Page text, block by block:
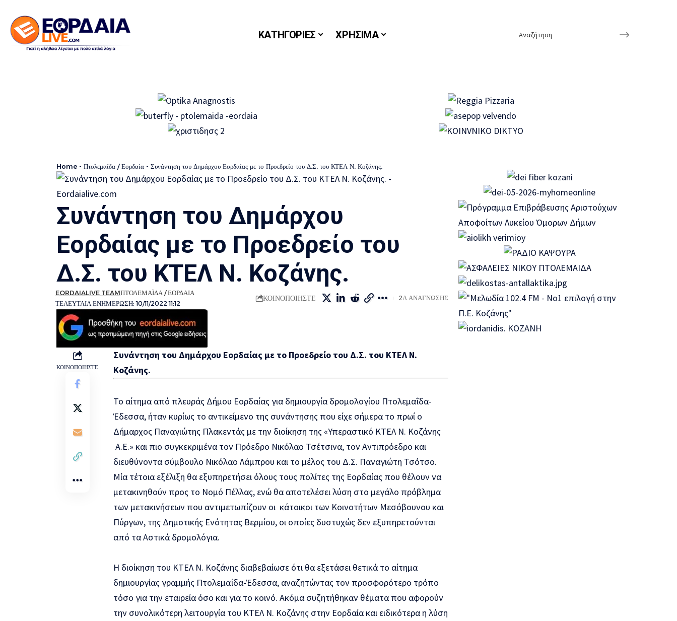
ΚΑΤΗΓΟΡΙΕΣ ΧΡΗΣΙΜΑ
Home - Πτολεμαΐδα / Εορδαία - Συνάντηση του Δημάρχου Εορδαίας με το Προεδρείο του Δ.Σ. του ΚΤΕΛ Ν. Κοζάνης.
Συνάντηση του Δημάρχου
Εορδαίας με το Προεδρείο του
Δ.Σ. του ΚΤΕΛ Ν. Κοζάνης.
ΤΕΛΕΥΤΑΊΑ ΕΝΗΜΈΡΩΣΗ: 10/11/2022 11:12
EORDAIALIVE TEAMΠΤΟΛΕΜΑΪ́ΔΑ / ΕΟΡΔΑΊΑ
ΚΟΙΝΟΠΟΙΉΣΤΕ 2Λ ΑΝΆΓΝΩΣΗΣ
ΚΟΙΝΟΠΟΙΉΣΤΕ
Συνάντηση του Δημάρχου Εορδαίας με το Προεδρείο του Δ.Σ. του ΚΤΕΛ Ν.
Κοζάνης.
Το αίτημα από πλευράς Δήμου Εορδαίας για δημιουργία δρομολογίου Πτολεμαΐδα-
Έδεσσα, ήταν κυρίως το αντικείμενο της συνάντησης που είχε σήμερα το πρωί ο
Δήμαρχος Παναγιώτης Πλακεντάς με την διοίκηση της «Υπεραστικό ΚΤΕΛ Ν. Κοζάνης
Α.Ε.» και πιο συγκεκριμένα τον Πρόεδρο Νικόλαο Τσέτσινα, τον Αντιπρόεδρο και
διευθύνοντα σύμβουλο Νικόλαο Λάμπρου και το μέλος του Δ.Σ. Παναγιώτη Τσότσο.
Μία τέτοια εξέλιξη θα εξυπηρετήσει όλους τους πολίτες της Εορδαίας που θέλουν να
μετακινηθούν προς το Νομό Πέλλας, ενώ θα αποτελέσει λύση στο μεγάλο πρόβλημα
των μετακινήσεων που αντιμετωπίζουν οι κάτοικοι των Κοινοτήτων Μεσόβουνου και
Πύργων, της Δημοτικής Ενότητας Βερμίου, οι οποίες δυστυχώς δεν εξυπηρετούνται
από τα Αστικά δρομολόγια.
Η διοίκηση του ΚΤΕΛ Ν. Κοζάνης διαβεβαίωσε ότι θα εξετάσει θετικά το αίτημα
δημιουργίας γραμμής Πτολεμαΐδα-Έδεσσα, αναζητώντας τον προσφορότερο τρόπο
τόσο για την εταιρεία όσο και για το κοινό. Ακόμα συζητήθηκαν θέματα που αφορούν
την συνολικότερη λειτουργία του ΚΤΕΛ Ν. Κοζάνης στην Εορδαία και ειδικότερα η λύση